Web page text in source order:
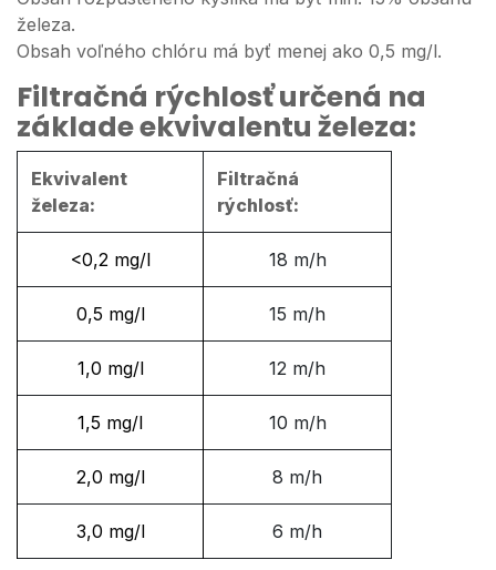
železa.
Obsah voľného chlóru má byť menej ako 0,5 mg/l.
Filtračná rýchlosť určená na
základe ekvivalentu železa:
Ekvivalent
železa:
Filtračná
rýchlosť:
<0,2 mg/l 18 m/h
0,5 mg/l 15 m/h
1,0 mg/l 12 m/h
1,5 mg/l 10 m/h
2,0 mg/l 8 m/h
3,0 mg/l 6 m/h